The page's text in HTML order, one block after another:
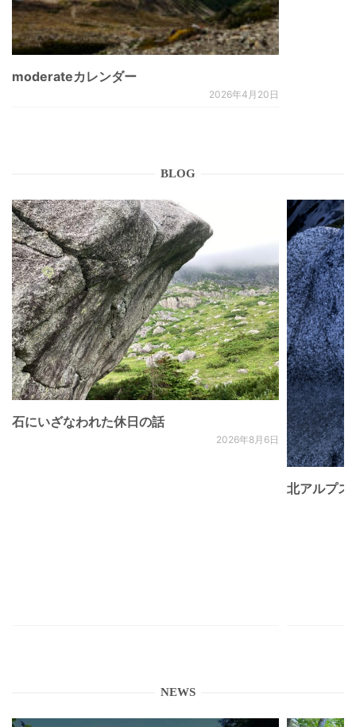
moderateカレンダー
2026年4月20日
BLOG
石にいざなわれた休日の話
2026年8月6日
北アルプ
NEWS